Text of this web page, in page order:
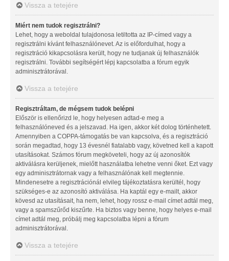
Vissza a tetejére
Miért nem tudok regisztrálni?
Lehet, hogy a weboldal tulajdonosa letiltotta az IP-címed vagy a
regisztrálni kívánt felhasználónevet. Az is előfordulhat, hogy a
regisztráció kikapcsolásra került, hogy ne tudjanak új felhasználók
regisztrálni. További segítségért lépj kapcsolatba a fórum egyik
adminisztrátorával.
Vissza a tetejére
Regisztráltam, de mégsem tudok belépni
Először is ellenőrizd le, hogy helyesen adtad-e meg a
felhasználóneved és a jelszavad. Ha igen, akkor két dolog történhetett.
Amennyiben a COPPA-támogatás be van kapcsolva, és a regisztráció
során megadtad, hogy 13 évesnél fiatalabb vagy, követned kell a kapott
utasításokat. Számos fórum megköveteli, hogy az új azonosítók
aktiválásra kerüljenek, mielőtt használatba lehetne venni őket. Ezt vagy
egy adminisztrátornak vagy a felhasználónak kell megtennie.
Mindenesetre a regisztrációnál elvileg tájékoztatásra kerültél, hogy
szükséges-e az azonosító aktiválása. Ha kaptál egy e-mailt, akkor
kövesd az utasításait, ha nem, lehet, hogy rossz e-mail címet adtál meg,
vagy a spamszűrőd kiszűrte. Ha biztos vagy benne, hogy helyes e-mail
címet adtál meg, próbálj meg kapcsolatba lépni a fórum
adminisztrátorával.
Vissza a tetejére